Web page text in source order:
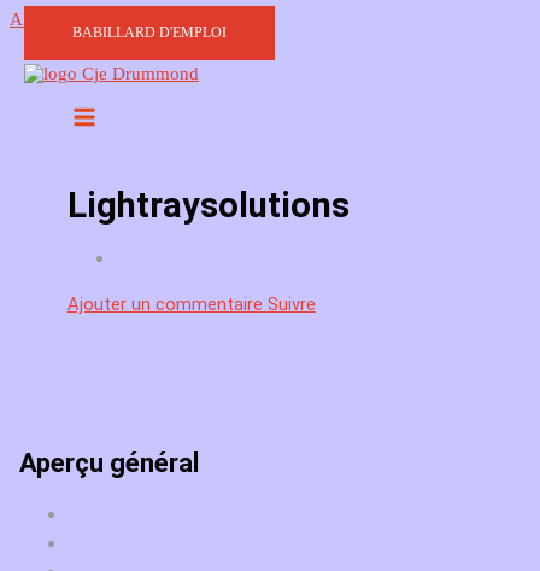
Aller au contenu
BABILLARD D'EMPLOI
Lightraysolutions
Ajouter un commentaire Suivre
Aperçu général